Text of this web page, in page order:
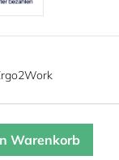
Warenkorb
Einstellungen